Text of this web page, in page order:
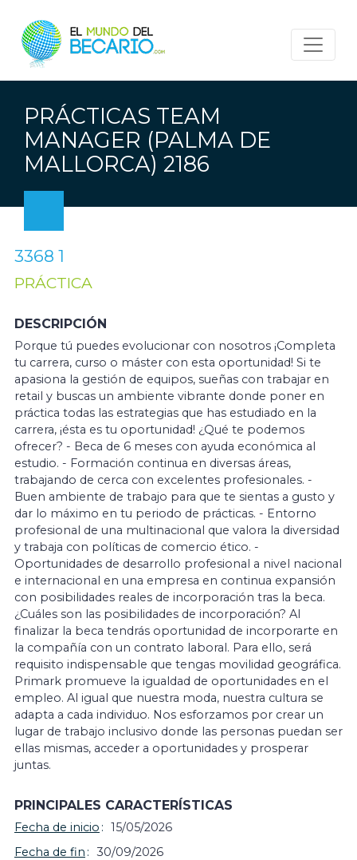
PRÁCTICAS TEAM
MANAGER (PALMA DE
MALLORCA) 2186
3368 1
PRÁCTICA
DESCRIPCIÓN
Porque tú puedes evolucionar con nosotros ¡Completa
tu carrera, curso o máster con esta oportunidad! Si te
apasiona la gestión de equipos, sueñas con trabajar en
retail y buscas un ambiente vibrante donde poner en
práctica todas las estrategias que has estudiado en la
carrera, ¡ésta es tu oportunidad! ¿Qué te podemos
ofrecer? - Beca de 6 meses con ayuda económica al
estudio. - Formación continua en diversas áreas,
trabajando de cerca con excelentes profesionales. -
Buen ambiente de trabajo para que te sientas a gusto y
dar lo máximo en tu periodo de prácticas. - Entorno
profesional de una multinacional que valora la diversidad
y trabaja con políticas de comercio ético. -
Oportunidades de desarrollo profesional a nivel nacional
e internacional en una empresa en continua expansión
con posibilidades reales de incorporación tras la beca.
¿Cuáles son las posibilidades de incorporación? Al
finalizar la beca tendrás oportunidad de incorporarte en
la compañía con un contrato laboral. Para ello, será
requisito indispensable que tengas movilidad geográfica.
Primark promueve la igualdad de oportunidades en el
empleo. Al igual que nuestra moda, nuestra cultura se
adapta a cada individuo. Nos esforzamos por crear un
lugar de trabajo inclusivo donde las personas puedan ser
ellas mismas, acceder a oportunidades y prosperar
juntas.
PRINCIPALES CARACTERÍSTICAS
Fecha de inicio
15/05/2026
Fecha de fin
30/09/2026